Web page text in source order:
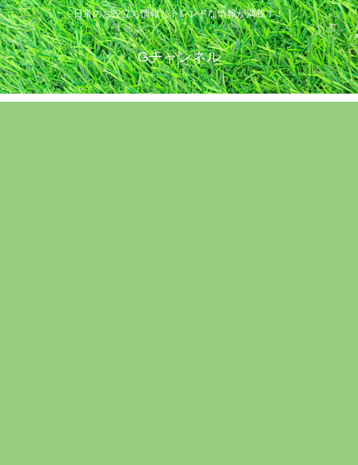
日常のお役立ち情報とトレンドな情報が満載！！
Gチャンネル